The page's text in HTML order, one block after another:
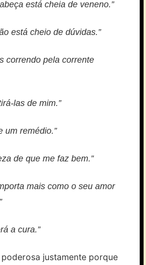
está cheia de veneno.”
está cheio de dúvidas.”
correndo pela corrente
las de mim.”
um remédio.”
de que me faz bem.”
mais como o seu amor
a cura.”
justamente porque